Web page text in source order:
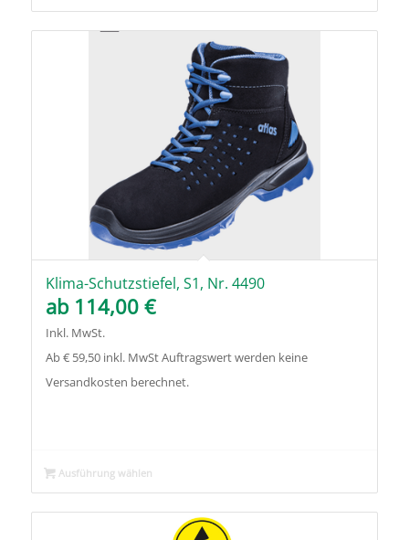
Klima-Schutzstiefel, S1, Nr. 4490
ab 114,00 €
Inkl. MwSt.
Ab € 59,50 inkl. MwSt Auftragswert werden keine
Versandkosten berechnet.
Ausführung wählen